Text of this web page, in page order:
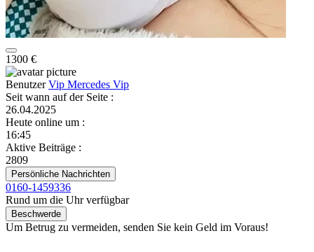
1300 €
BenutzerVip Mercedes Vip
Seit wann auf der Seite :
26.04.2025
Heute online um :
16:45
Aktive Beiträge :
2809
Persönliche Nachrichten
0160-1459336
Rund um die Uhr verfügbar
Beschwerde
Um Betrug zu vermeiden, senden Sie kein Geld im Voraus!